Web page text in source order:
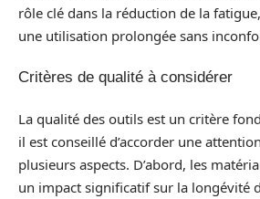
rôle clé dans la réduction de la
une utilisation prolongée sans
Critères de qualité à considérer
La qualité des outils est un critère
il est conseillé d’accorder une
plusieurs aspects. D’abord, les
un impact significatif sur la longévité